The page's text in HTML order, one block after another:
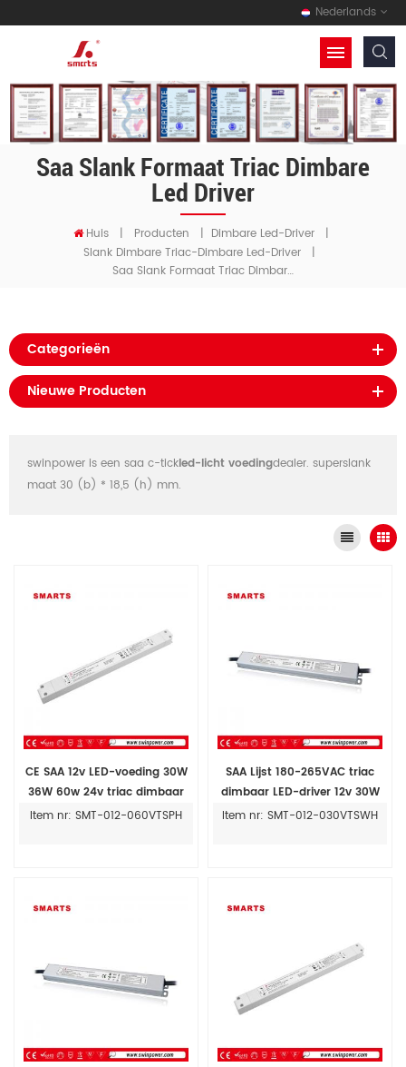
Nederlands
Saa Slank Formaat Triac Dimbare
Led Driver
Huis | Producten | Dimbare Led-Driver
|
Slank Dimbare Triac-Dimbare Led-Driver
|
Saa Slank Formaat Triac Dimbare Led Driver
Categorieën
Nieuwe Producten
swinpower is een saa c-tickled-licht voedingdealer. superslank
maat 30 (b) * 18,5 (h) mm.
CE SAA 12v LED-voeding 30W
36W 60w 24v triac dimbaar
LED-stuurprogramma
Item nr: SMT-012-060VTSPH
SAA Lijst 180-265VAC triac
dimbaar LED-driver 12v 30W
LED-voeding
Item nr: SMT-012-030VTSWH